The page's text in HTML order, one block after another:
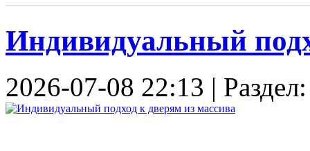
Индивидуальный
2026-07-08 22:13 |